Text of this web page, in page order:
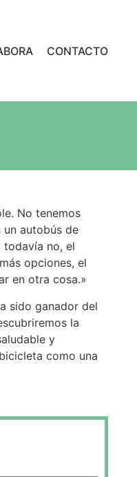
CONTACTO
No tenemos
autobús de
todavía no, el
opciones, el
en otra cosa.»
sido ganador del
la
y
como una